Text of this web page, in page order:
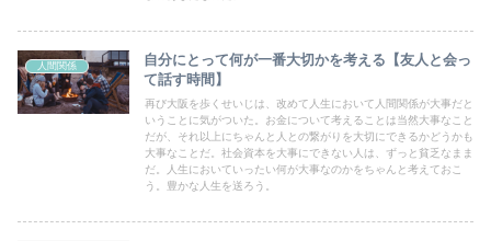
人間関係
自分にとって何が一番大切かを考える【友人と会っ
て話す時間】
再び大阪を歩くせいじは、改めて人生において人間関係が大事だと
いうことに気がついた。お金について考えることは当然大事なこと
だが、それ以上にちゃんと人との繋がりを大切にできるかどうかも
大事なことだ。社会資本を大事にできない人は、ずっと貧乏なまま
だ。人生においていったい何が大事なのかをちゃんと考えておこ
う。豊かな人生を送ろう。